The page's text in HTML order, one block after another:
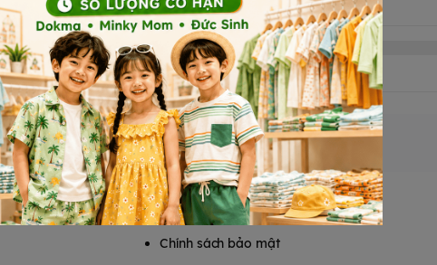
HỖ TRỢ KHÁCH HÀNG
Chính sách bảo mật